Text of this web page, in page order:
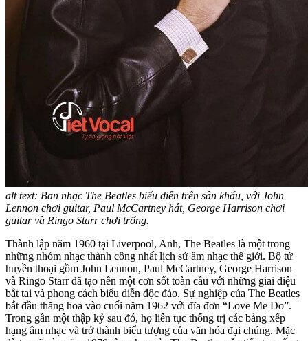
alt text: Ban nhạc The Beatles biểu diễn trên sân khấu, với John
Lennon chơi guitar, Paul McCartney hát, George Harrison chơi
guitar và Ringo Starr chơi trống.
Thành lập năm 1960 tại Liverpool, Anh, The Beatles là một trong
những nhóm nhạc thành công nhất lịch sử âm nhạc thế giới. Bộ tứ
huyền thoại gồm John Lennon, Paul McCartney, George Harrison
và Ringo Starr đã tạo nên một cơn sốt toàn cầu với những giai điệu
bắt tai và phong cách biểu diễn độc đáo. Sự nghiệp của The Beatles
bắt đầu thăng hoa vào cuối năm 1962 với đĩa đơn “Love Me Do”.
Trong gần một thập kỷ sau đó, họ liên tục thống trị các bảng xếp
hạng âm nhạc và trở thành biểu tượng của văn hóa đại chúng. Mặc